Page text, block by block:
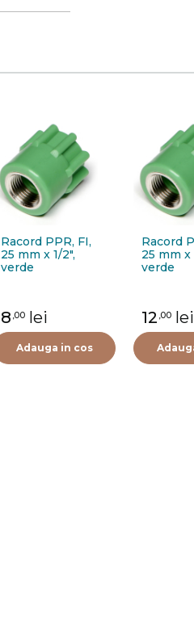
Racord PPR, FI,
25 mm x 1/2",
verde
8 ,00 lei
Adauga in cos
Racord
25 mm x
verde
12 ,00 lei